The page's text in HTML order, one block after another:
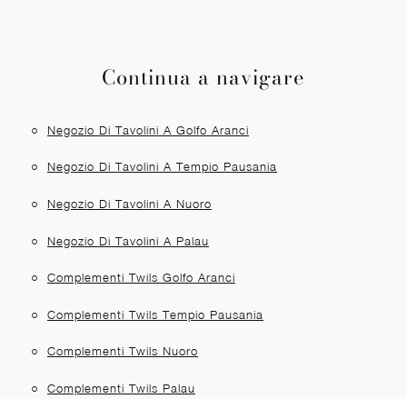
Continua a navigare
Negozio Di Tavolini A Golfo Aranci
Negozio Di Tavolini A Tempio Pausania
Negozio Di Tavolini A Nuoro
Negozio Di Tavolini A Palau
Complementi Twils Golfo Aranci
Complementi Twils Tempio Pausania
Complementi Twils Nuoro
Complementi Twils Palau